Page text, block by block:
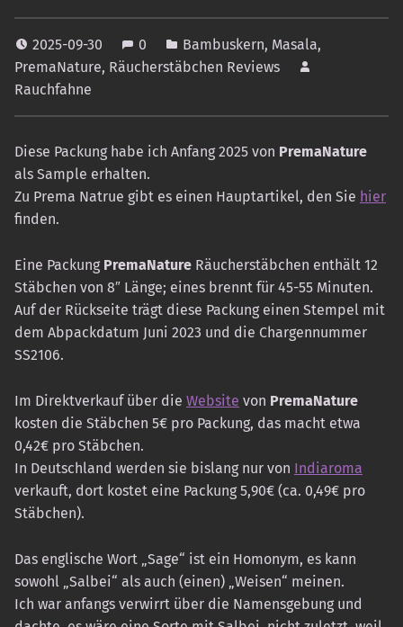
2025-09-30 0 Bambuskern, Masala,
PremaNature, Räucherstäbchen Reviews
Rauchfahne
Diese Packung habe ich Anfang 2025 von PremaNature
als Sample erhalten.
Zu Prema Natrue gibt es einen Hauptartikel, den Sie hier
finden.
Eine Packung PremaNature Räucherstäbchen enthält 12
Stäbchen von 8″ Länge; eines brennt für 45-55 Minuten.
Auf der Rückseite trägt diese Packung einen Stempel mit
dem Abpackdatum Juni 2023 und die Chargennummer
SS2106.
Im Direktverkauf über die Website von PremaNature
kosten die Stäbchen 5€ pro Packung, das macht etwa
0,42€ pro Stäbchen.
In Deutschland werden sie bislang nur von Indiaroma
verkauft, dort kostet eine Packung 5,90€ (ca. 0,49€ pro
Stäbchen).
Das englische Wort „Sage“ ist ein Homonym, es kann
sowohl „Salbei“ als auch (einen) „Weisen“ meinen.
Ich war anfangs verwirrt über die Namensgebung und